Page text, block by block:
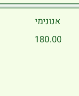
אנונימי
180.00